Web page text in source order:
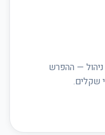
— ההפרש
שקלים.